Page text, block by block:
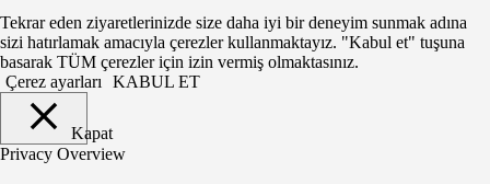
Tekrar eden ziyaretlerinizde size daha iyi bir deneyim sunmak adına
sizi hatırlamak amacıyla çerezler kullanmaktayız. "Kabul et" tuşuna
basarak TÜM çerezler için izin vermiş olmaktasınız.
Çerez ayarları
KABUL ET
Kapat
Privacy Overview